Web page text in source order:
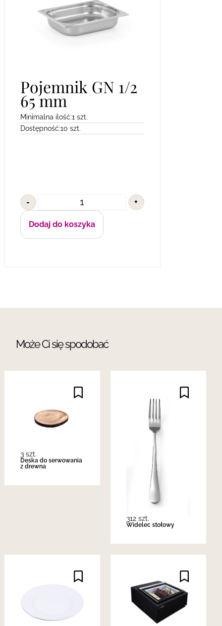
Pojemnik GN 1/2
65 mm
Minimalna ilość:1 szt.
Dostępność:10 szt.
- +
Dodaj do koszyka
Może Ci się spodobać
3 szt.
Deska do serwowania
z drewna
312 szt.
Widelec stołowy